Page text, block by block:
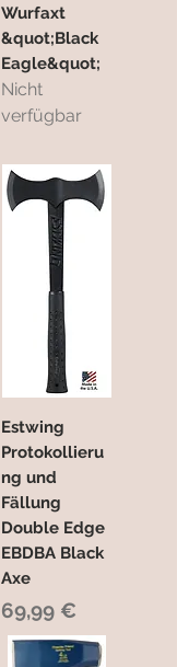
Wurfaxt
&quot;Black
Eagle&quot;
Nicht
verfügbar
Estwing
Protokollieru
ng und
Fällung
Double Edge
EBDBA Black
Axe
Preis
69,99 €